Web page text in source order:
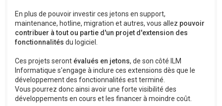
En plus de pouvoir investir ces jetons en support,
maintenance, hotline, migration et autres, vous allez pouvoir
contribuer à tout ou partie d'un projet d'extension des
fonctionnalités du logiciel.
Ces projets seront évalués en jetons, de son côté ILM
Informatique s'engage à inclure ces extensions dès que le
développement des fonctionnalités est terminé.
Vous pourrez donc ainsi avoir une forte visibilité des
développements en cours et les financer à moindre coût.